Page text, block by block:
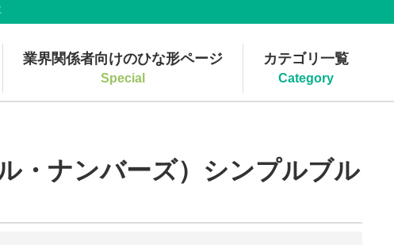
業界関係者向けのひな形ページ
Special
カテゴリ一覧
Category
・ナンバーズ）シンプルブル